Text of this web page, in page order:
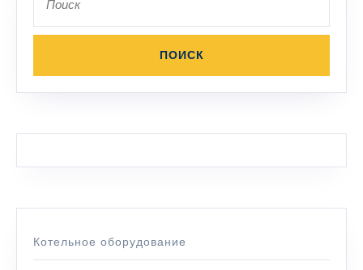
по:
Котельное оборудование